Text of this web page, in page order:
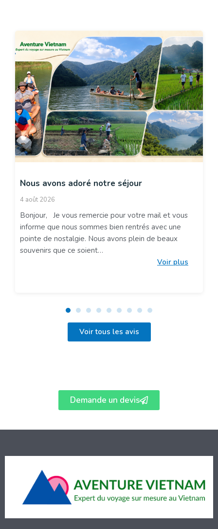
Nous avons adoré notre séjour
4 août 2026
Bonjour, Je vous remercie pour votre mail et vous
informe que nous sommes bien rentrés avec une
pointe de nostalgie. Nous avons plein de beaux
souvenirs que ce soient
Voir plus
Voir tous les avis
Demande un devis